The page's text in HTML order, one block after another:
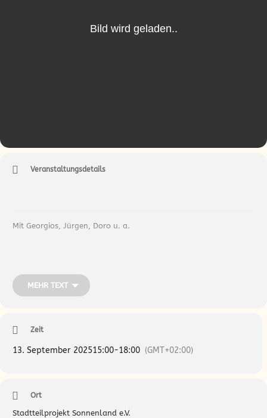
Veranstaltungsdetails
Mit Georgios, Jürgen, Doro u. a.
austauschen, Ressourcen nutzen und unter fachkundiger
Anleitung gleich ausprobieren und ganz praktisch anwenden! Wir
MEHR TEXT
Zeit
13. September 202515:00-18:00 (GMT+02:00)
Ort
Stadtteilprojekt Sonnenland e.V.